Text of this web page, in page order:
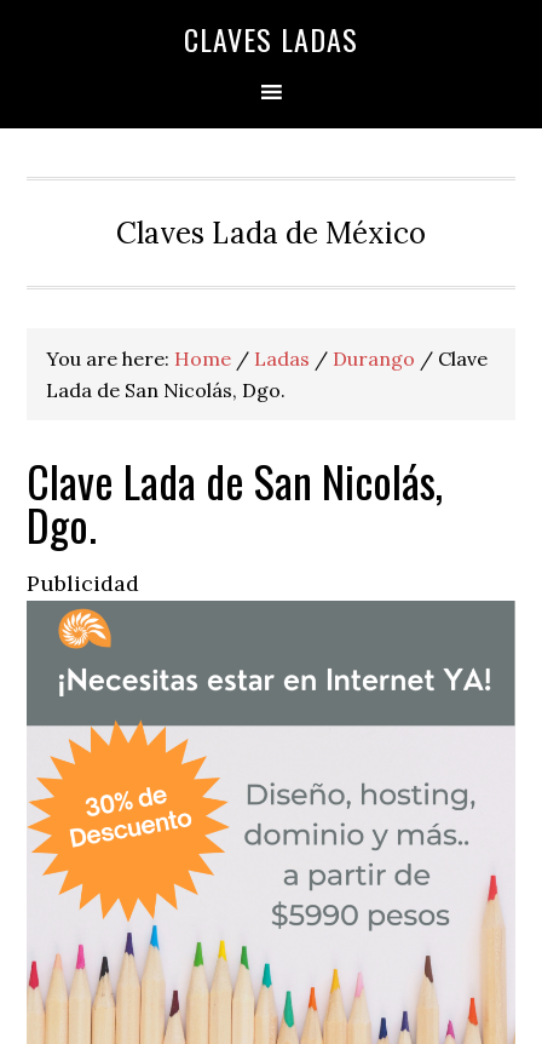
CLAVES LADAS
Claves Lada de México
You are here: Home / Ladas / Durango / Clave
Lada de San Nicolás, Dgo.
Clave Lada de San Nicolás,
Dgo.
Publicidad